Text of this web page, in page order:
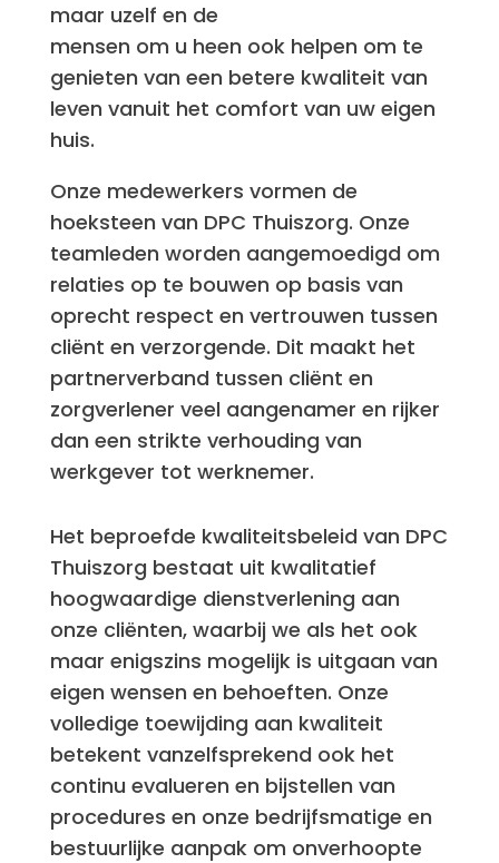
maar uzelf en de
mensen om u heen ook helpen om te
genieten van een betere kwaliteit van
leven vanuit het comfort van uw eigen
huis.
Onze medewerkers vormen de
hoeksteen van DPC Thuiszorg. Onze
teamleden worden aangemoedigd om
relaties op te bouwen op basis van
oprecht respect en vertrouwen tussen
cliënt en verzorgende. Dit maakt het
partnerverband tussen cliënt en
zorgverlener veel aangenamer en rijker
dan een strikte verhouding van
werkgever tot werknemer.
Het beproefde kwaliteitsbeleid van DPC
Thuiszorg bestaat uit kwalitatief
hoogwaardige dienstverlening aan
onze cliënten, waarbij we als het ook
maar enigszins mogelijk is uitgaan van
eigen wensen en behoeften. Onze
volledige toewijding aan kwaliteit
betekent vanzelfsprekend ook het
continu evalueren en bijstellen van
procedures en onze bedrijfsmatige en
bestuurlijke aanpak om onverhoopte